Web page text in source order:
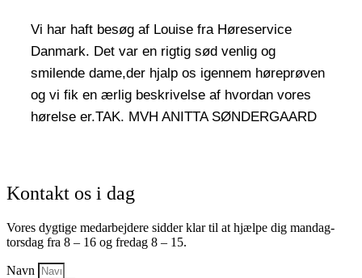
Vi har haft besøg af Louise fra Høreservice
Danmark. Det var en rigtig sød venlig og
smilende dame,der hjalp os igennem høreprøven
og vi fik en ærlig beskrivelse af hvordan vores
hørelse er.TAK. MVH ANITTA SØNDERGAARD
Kontakt os i dag
Vores dygtige medarbejdere sidder klar til at hjælpe dig mandag-
torsdag fra 8 – 16 og fredag 8 – 15.
Navn